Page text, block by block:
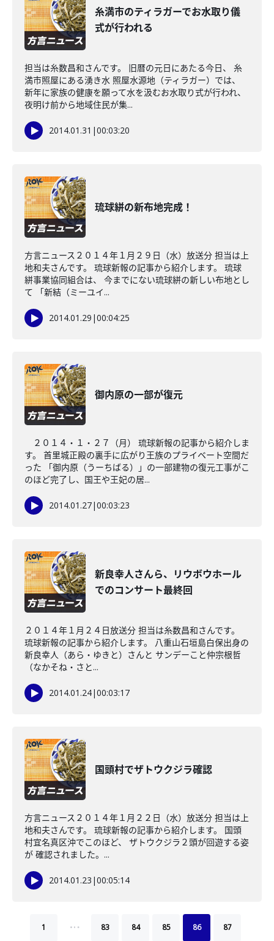
糸満市のティラガーでお水取り儀
式が行われる
担当は糸数昌和さんです。 旧暦の元日にあたる今日、 糸
満市照屋にある湧き水 照屋水源地（ティラガー）では、
新年に家族の健康を願って水を汲むお水取り式が行われ、
夜明け前から地域住民が集...
2014.01.31 |00:03:20
琉球絣の新布地完成！
方言ニュース２０１４年１月２９日（水）放送分 担当は上
地和夫さんです。 琉球新報の記事から紹介します。 琉球
絣事業協同組合は、 今までにない琉球絣の新しい布地とし
て 「新結（ミーユイ...
2014.01.29 |00:04:25
御内原の一部が復元
２０１４・１・２７（月） 琉球新報の記事から紹介しま
す。 首里城正殿の裏手に広がり王族のプライベート空間だ
った 「御内原（うーちばる）」の一部建物の復元工事がこ
のほど完了し、国王や王妃の居...
2014.01.27|00:03:23
新良幸人さんら、リウボウホール
でのコンサート最終回
２０１４年１月２４日放送分 担当は糸数昌和さんです。
琉球新報の記事から紹介します。 八重山石垣島白保出身の
新良幸人（あら・ゆきと）さんと サンデーこと仲宗根哲
（なかそね・さと...
2014.01.24|00:03:17
国頭村でザトウクジラ確認
方言ニュース２０１４年１月２２日（水）放送分 担当は上
地和夫さんです。 琉球新報の記事から紹介します。 国頭
村宜名真区沖でこのほど、 ザトウクジラ２頭が回遊する姿
が 確認されました。...
2014.01.23 |00:05:14
1 … 83 84 85 86 87